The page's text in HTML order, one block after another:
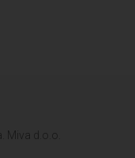
Miva d.o.o.